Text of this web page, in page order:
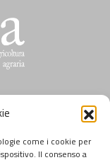
come i cookie per
Il consenso a
da: